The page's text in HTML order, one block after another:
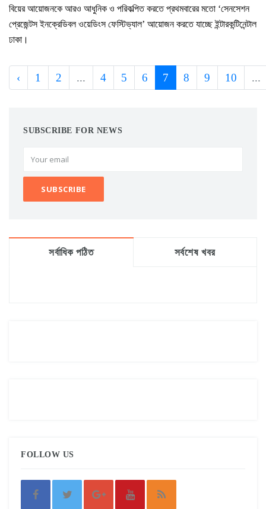
বিয়ের আয়োজনকে আরও আধুনিক ও পরিকল্পিত করতে প্রথমবারের মতো ‘সেনসেশন
প্রেজেন্টস ইনক্রেডিবল ওয়েডিংস ফেস্টিভ্যাল’ আয়োজন করতে যাচ্ছে ইন্টারকন্টিনেন্টাল
ঢাকা।
‹ 1 2 ... 4 5 6 7 8 9 10 ...
SUBSCRIBE FOR NEWS
সর্বাধিক পঠিত সর্বশেষ খবর
FOLLOW US